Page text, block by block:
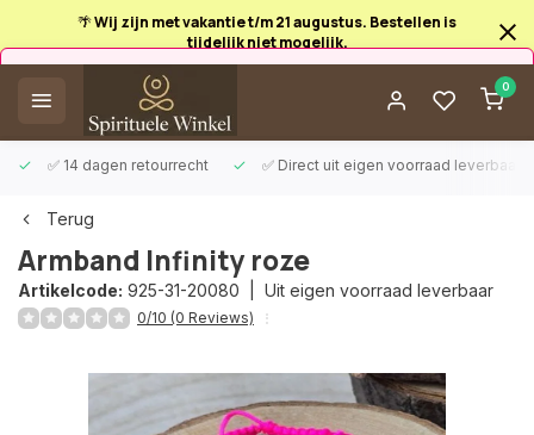
🌴 Wij zijn met vakantie t/m 21 augustus. Bestellen is
tijdelijk niet mogelijk.
0
✅ 14 dagen retourrecht ✅ Direct uit eigen voorraad leverbaar
Afrekenen is uitgeschakeld.
Terug
Armband Infinity roze
Artikelcode: 925-31-20080 | Uit eigen voorraad leverbaar
0/10 (0 Reviews)